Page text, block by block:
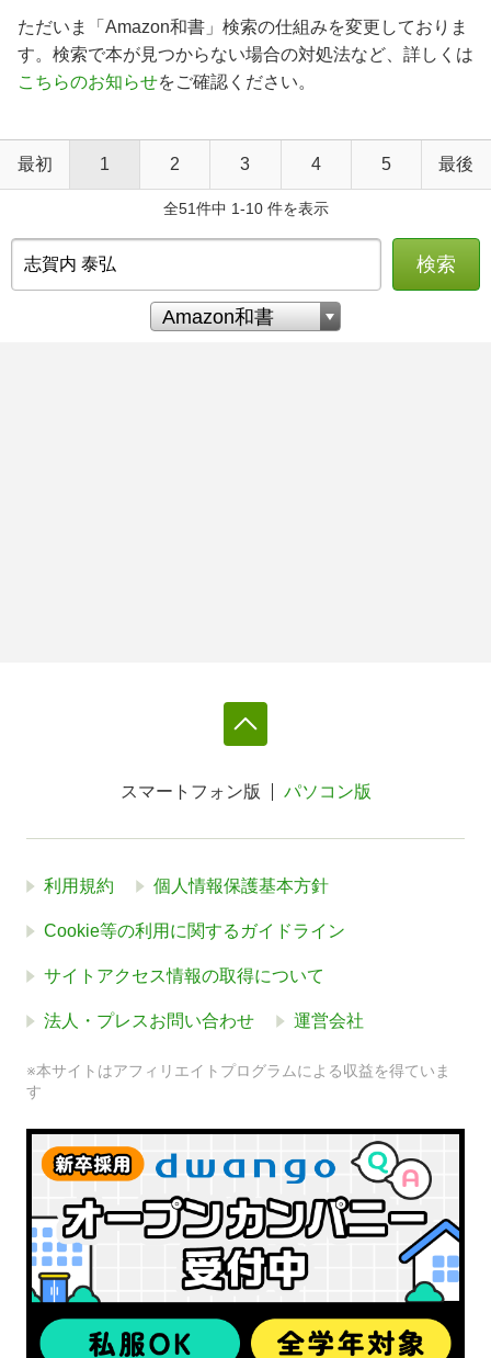
ただいま「Amazon和書」検索の仕組みを変更しておりま
す。検索で本が見つからない場合の対処法など、詳しくは
こちらのお知らせをご確認ください。
最初 1 2 3 4 5 最後
全51件中 1-10 件を表示
検索
スマートフォン版 パソコン版
利用規約 個人情報保護基本方針
Cookie等の利用に関するガイドライン
サイトアクセス情報の取得について
法人・プレスお問い合わせ 運営会社
※本サイトはアフィリエイトプログラムによる収益を得ていま
す